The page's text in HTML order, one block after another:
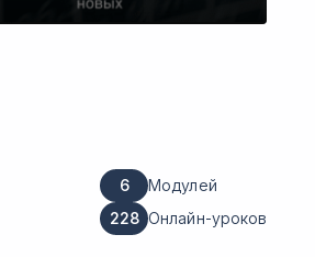
6
Модулей
228 Онлайн-уроков